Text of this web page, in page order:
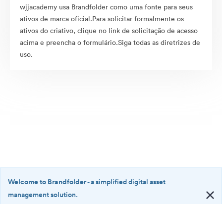
wjjacademy usa Brandfolder como uma fonte para seus
ativos de marca oficial.Para solicitar formalmente os
ativos do criativo, clique no link de solicitação de acesso
acima e preencha o formulário.Siga todas as diretrizes de
uso.
Welcome to Brandfolder- a simplified digital asset
management solution.